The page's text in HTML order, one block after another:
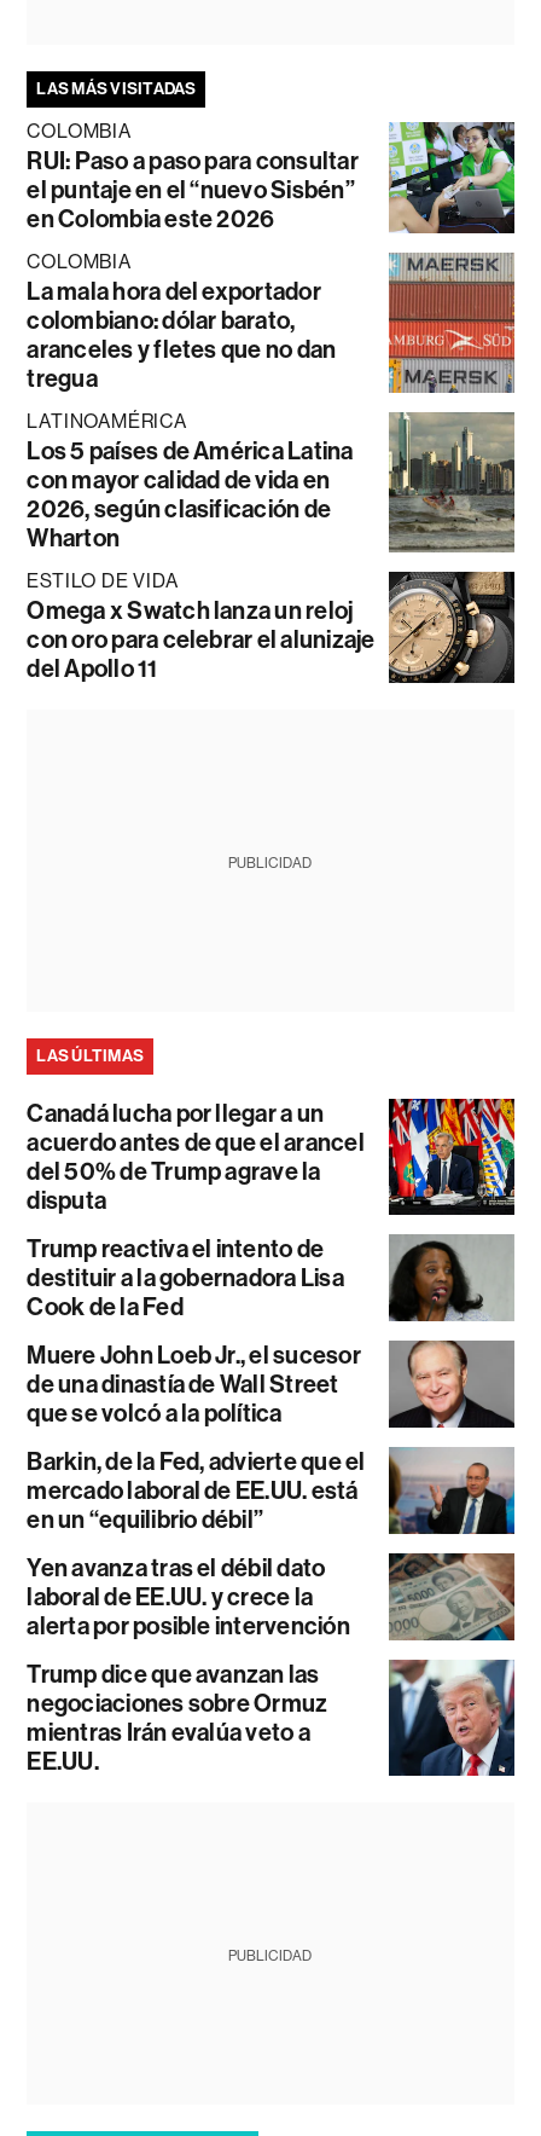
LAS MÁS VISITADAS
COLOMBIA
RUI: Paso a paso para consultar
el puntaje en el “nuevo Sisbén”
en Colombia este 2026
COLOMBIA
La mala hora del exportador
colombiano: dólar barato,
aranceles y fletes que no dan
tregua
LATINOAMÉRICA
Los 5 países de América Latina
con mayor calidad de vida en
2026, según clasificación de
Wharton
ESTILO DE VIDA
Omega x Swatch lanza un reloj
con oro para celebrar el alunizaje
del Apollo 11
PUBLICIDAD
LAS ÚLTIMAS
Canadá lucha por llegar a un
acuerdo antes de que el arancel
del 50% de Trump agrave la
disputa
Trump reactiva el intento de
destituir a la gobernadora Lisa
Cook de la Fed
Muere John Loeb Jr., el sucesor
de una dinastía de Wall Street
que se volcó a la política
Barkin, de la Fed, advierte que el
mercado laboral de EE.UU. está
en un “equilibrio débil”
Yen avanza tras el débil dato
laboral de EE.UU. y crece la
alerta por posible intervención
Trump dice que avanzan las
negociaciones sobre Ormuz
mientras Irán evalúa veto a
EE.UU.
PUBLICIDAD